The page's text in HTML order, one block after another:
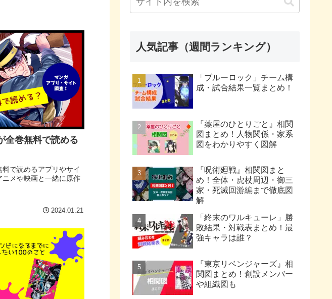
全巻無料で読める
で読めるアプリやサイ
ニメや映画と一緒に原作
2024.01.21
人気記事（週間ランキング）
「ブルーロック」チーム構
成・試合結果一覧まとめ！
『薬屋のひとりごと』相関
図まとめ！人物関係・家系
図をわかりやすく図解
『呪術廻戦』相関図まと
め！全体・虎杖周辺・御三
家・死滅回游編まで徹底図
解
「終末のワルキューレ」勝
敗結果・対戦表まとめ！最
強キャラは誰？
『東京リベンジャーズ』相
関図まとめ！創設メンバー
や組織図も